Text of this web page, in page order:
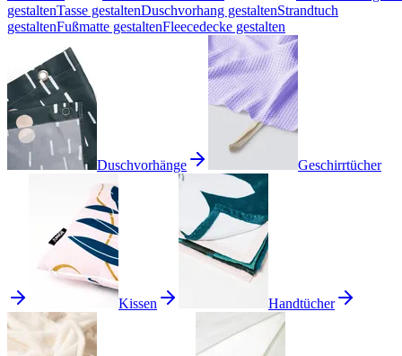
gestaltenTasse gestaltenDuschvorhang gestaltenStrandtuch
gestaltenFußmatte gestaltenFleecedecke gestalten
Duschvorhänge Geschirrtücher
Kissen Handtücher